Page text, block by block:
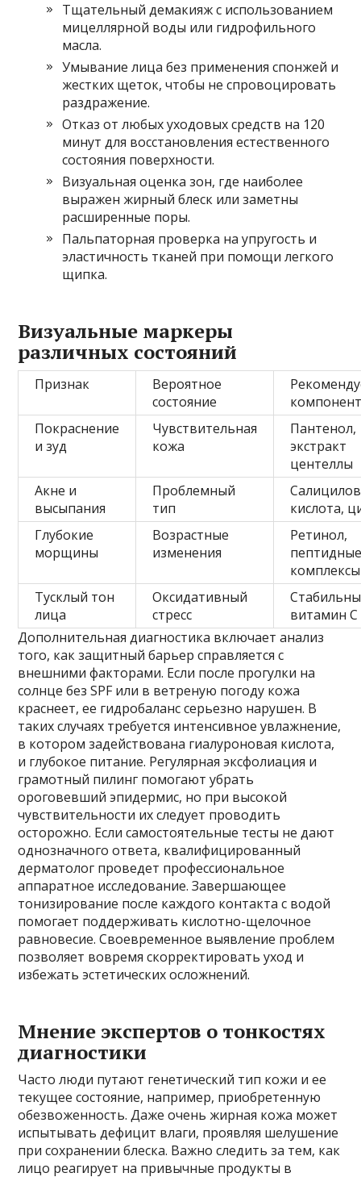
Тщательный демакияж с использованием
мицеллярной воды или гидрофильного
масла.
Умывание лица без применения спонжей и
жестких щеток, чтобы не спровоцировать
раздражение.
Отказ от любых уходовых средств на 120
минут для восстановления естественного
состояния поверхности.
Визуальная оценка зон, где наиболее
выражен жирный блеск или заметны
расширенные поры.
Пальпаторная проверка на упругость и
эластичность тканей при помощи легкого
щипка.
Визуальные маркеры
различных состояний
Признак
Вероятное
состояние
Покраснение
и зуд
Чувствительная
кожа
Пантенол,
экстракт
центеллы
Акне и
высыпания
Проблемный
тип
кислота,
Глубокие
морщины
Возрастные
изменения
Ретинол,
комплексы
Тусклый тон
лица
Оксидативный
стресс
витамин С
Дополнительная диагностика включает анализ
того, как защитный барьер справляется с
внешними факторами. Если после прогулки на
солнце без SPF или в ветреную погоду кожа
краснеет, ее гидробаланс серьезно нарушен. В
таких случаях требуется интенсивное увлажнение,
в котором задействована гиалуроновая кислота,
и глубокое питание. Регулярная эксфолиация и
грамотный пилинг помогают убрать
ороговевший эпидермис, но при высокой
чувствительности их следует проводить
осторожно. Если самостоятельные тесты не дают
однозначного ответа, квалифицированный
дерматолог проведет профессиональное
аппаратное исследование. Завершающее
тонизирование после каждого контакта с водой
помогает поддерживать кислотно-щелочное
равновесие. Своевременное выявление проблем
позволяет вовремя скорректировать уход и
избежать эстетических осложнений.
Мнение экспертов о тонкостях
диагностики
Часто люди путают генетический тип кожи и ее
текущее состояние, например, приобретенную
обезвоженность. Даже очень жирная кожа может
испытывать дефицит влаги, проявляя шелушение
при сохранении блеска. Важно следить за тем, как
лицо реагирует на привычные продукты в